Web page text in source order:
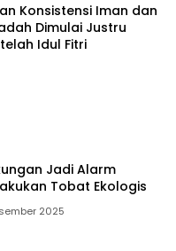
Konsistensi Iman dan
Dimulai Justru
Idul Fitri
Jadi Alarm
Tobat Ekologis
2025